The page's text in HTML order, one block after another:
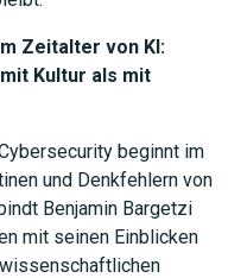
Zeitalter von KI:
Kultur als mit
beginnt im
und Denkfehlern von
Benjamin Bargetzi
mit seinen Einblicken